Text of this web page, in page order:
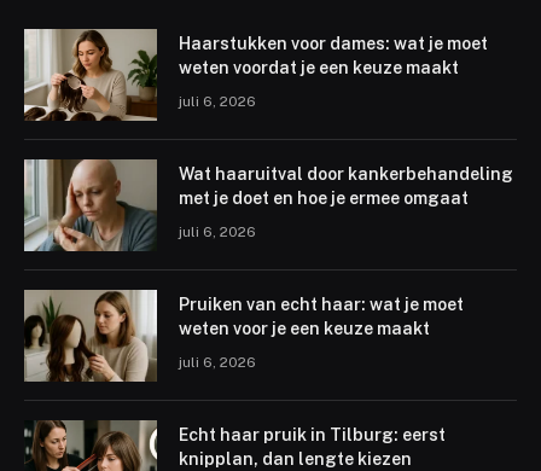
Haarstukken voor dames: wat je moet
weten voordat je een keuze maakt
juli 6, 2026
Wat haaruitval door kankerbehandeling
met je doet en hoe je ermee omgaat
juli 6, 2026
Pruiken van echt haar: wat je moet
weten voor je een keuze maakt
juli 6, 2026
Echt haar pruik in Tilburg: eerst
knipplan, dan lengte kiezen